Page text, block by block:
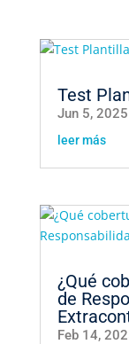
Test
Jun 5, 2025
leer más
¿Qué
de
Feb 14,